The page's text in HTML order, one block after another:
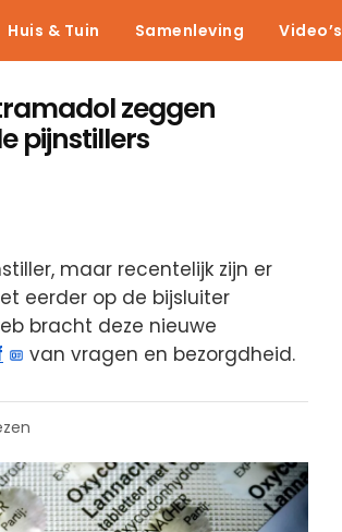
Huis & Tuin Samenleving Video’s
zeggen
pijnstillers
maar recentelijk zijn er
eerder op de bijsluiter
bracht deze nieuwe
van vragen en bezorgdheid.